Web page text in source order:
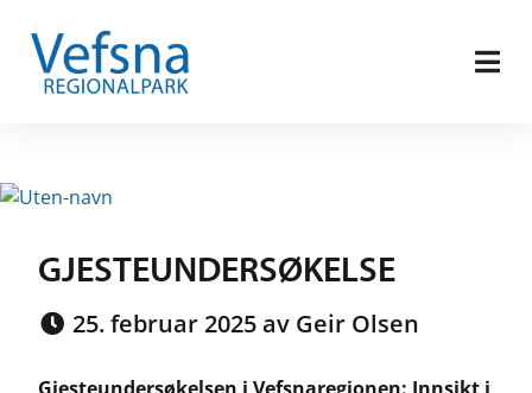
GJESTEUNDERSØKELSE
25. februar 2025 av Geir Olsen